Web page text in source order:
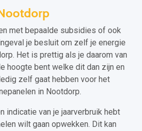
met bepaalde subsidies of ook
je besluit om zelf je energie
Het is prettig als je daarom van
hoogte bent welke dit dan zijn en
zelf gaat hebben voor het
in Nootdorp.
indicatie van je jaarverbruik hebt
wilt gaan opwekken. Dit kan